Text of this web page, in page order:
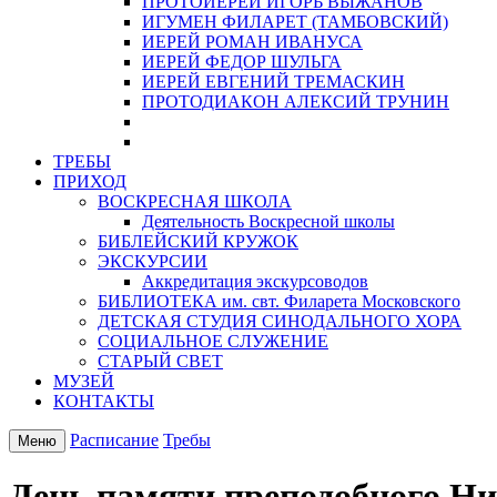
ИГУМЕН ФИЛАРЕТ (ТАМБОВСКИЙ)
ИЕРЕЙ РОМАН ИВАНУСА
ИЕРЕЙ ФЕДОР ШУЛЬГА
ИЕРЕЙ ЕВГЕНИЙ ТРЕМАСКИН
ПРОТОДИАКОН АЛЕКСИЙ ТРУНИН
ТРЕБЫ
ПРИХОД
ВОСКРЕСНАЯ ШКОЛА
Деятельность Воскресной школы
БИБЛЕЙСКИЙ КРУЖОК
ЭКСКУРСИИ
Аккредитация экскурсоводов
БИБЛИОТЕКА им. свт. Филарета Московского
ДЕТСКАЯ СТУДИЯ СИНОДАЛЬНОГО ХОРА
СОЦИАЛЬНОЕ СЛУЖЕНИЕ
СТАРЫЙ СВЕТ
МУЗЕЙ
КОНТАКТЫ
Меню Расписание Требы